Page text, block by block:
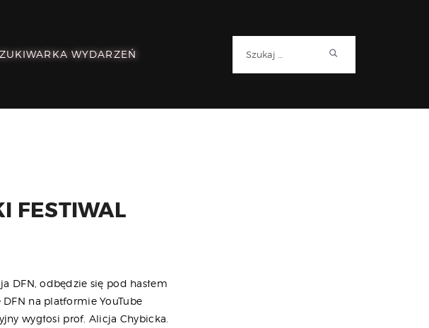
WYDARZEŃ
FESTIWAL
DFN, odbędzie się pod hasłem
DFN na platformie YouTube
wygłosi prof. Alicja Chybicka.